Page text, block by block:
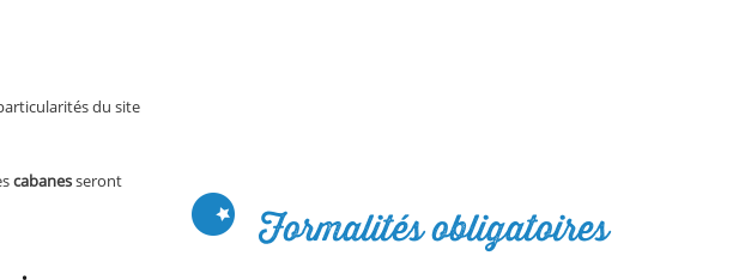
du site
cabanesseront
Formalités obligatoires